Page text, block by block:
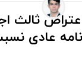
ثالث
نامه عادی